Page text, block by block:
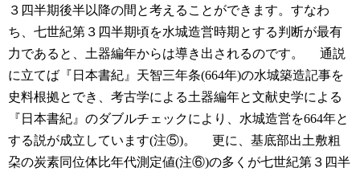
３四半期後半以降の間と考えることができます。すなわ
ち、七世紀第３四半期頃を水城造営時期とする判断が最有
力であると、土器編年からは導き出されるのです。
通説
に立てば『日本書紀』天智三年条(664年)の水城築造記事を
史料根拠とでき、考古学による土器編年と文献史学による
『日本書紀』のダブルチェックにより、水城造営を664年と
する説が成立しています(注⑤)。
更に、基底部出土敷粗
朶の炭素同位体比年代測定値(注⑥)の多くが七世紀第３四半